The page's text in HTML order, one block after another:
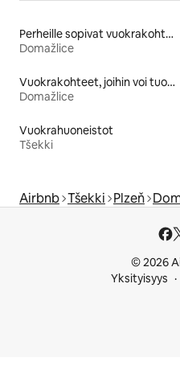
Perheille sopivat vuokrakohteet
Domažlice
Vuokrakohteet, joihin voi tuoda lemmikin
Domažlice
Vuokrahuoneistot
Tšekki
Airbnb Tšekki Plzeň
© 2026
Yksityisyys